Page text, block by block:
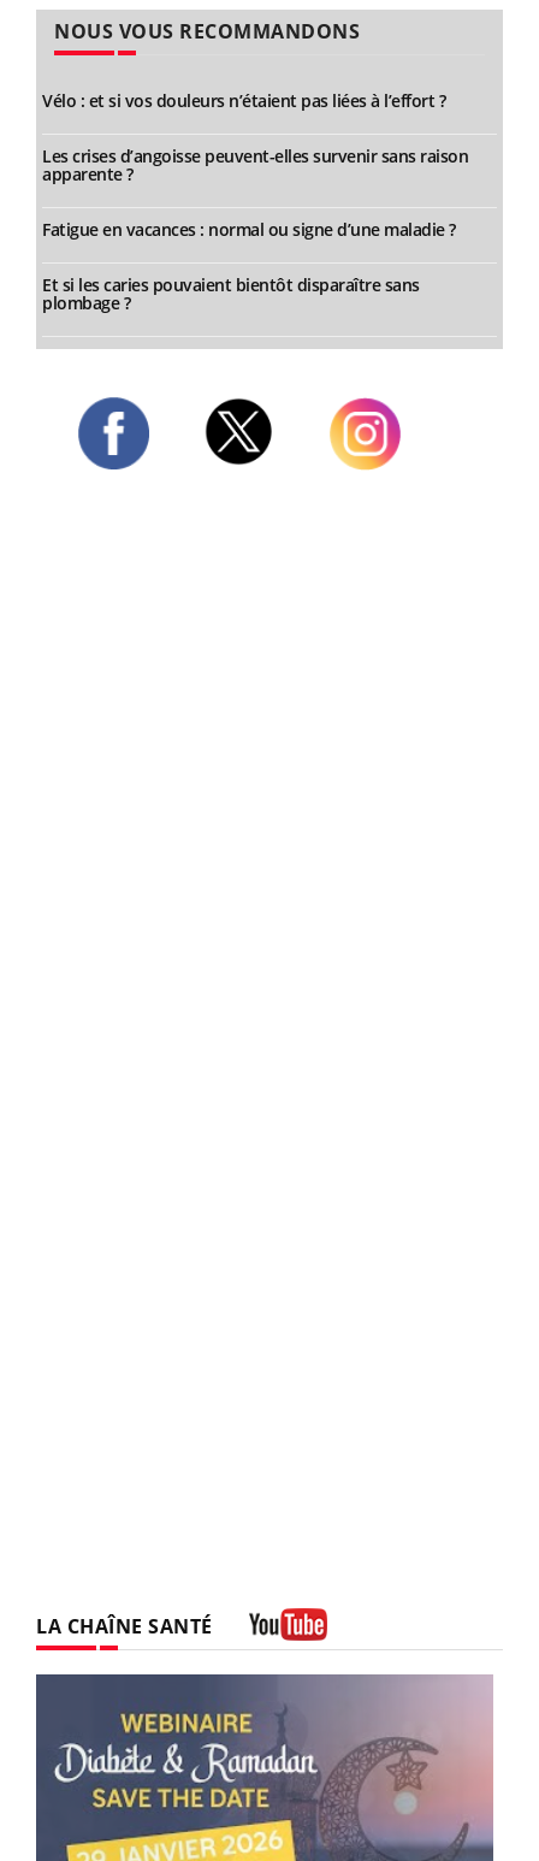
NOUS VOUS RECOMMANDONS
Vélo : et si vos douleurs n’étaient pas liées à l’effort ?
Les crises d’angoisse peuvent-elles survenir sans raison
apparente ?
Fatigue en vacances : normal ou signe d’une maladie ?
Et si les caries pouvaient bientôt disparaître sans
plombage ?
LA CHAÎNE SANTÉ